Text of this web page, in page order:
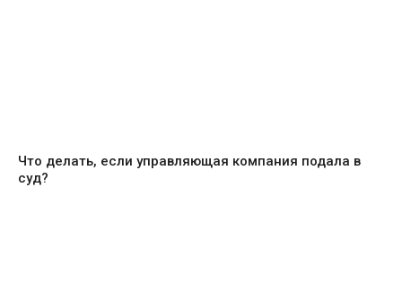
Что делать, если управляющая компания подала в
суд?